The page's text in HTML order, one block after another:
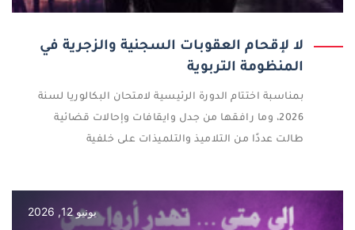
لا لإقحام العقوبات السجنية والزجرية في
المنظومة التربوية
بمناسبة اختتام الدورة الرئيسية لامتحان البكالوريا لسنة
2026، وما رافقها من جدل وايقافات وإحالات قضائية
طالت عددًا من التلاميذ والتلميذات على خلفية
يونيو 12, 2026